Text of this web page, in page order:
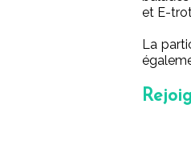
et E-
La